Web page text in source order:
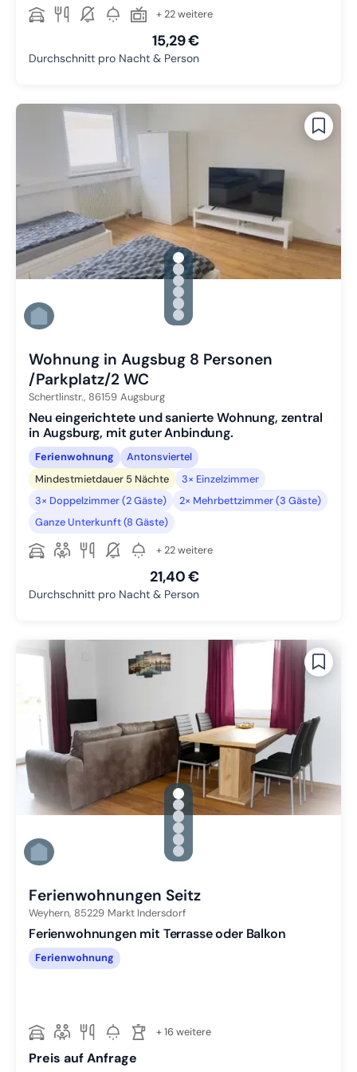
+ 22 weitere
15,29 €
Durchschnitt pro Nacht & Person
gallery.slide_selector
Zu Slide 1 wechseln
Zu Slide 2 wechseln
Zu Slide 3 wechseln
Zu Slide 4 wechseln
Zu Slide 5 wechseln
Zu Slide 6 wechseln
Wohnung in Augsbug 8 Personen
/Parkplatz/2 WC
Schertlinstr., 86159 Augsburg
Neu eingerichtete und sanierte Wohnung, zentral
in Augsburg, mit guter Anbindung.
Ferienwohnung
Antonsviertel
Mindestmietdauer 5 Nächte
3× Einzelzimmer
3× Doppelzimmer (2 Gäste)
2× Mehrbettzimmer (3 Gäste)
Ganze Unterkunft (8 Gäste)
+ 22 weitere
21,40 €
Durchschnitt pro Nacht & Person
gallery.slide_selector
Zu Slide 1 wechseln
Zu Slide 2 wechseln
Zu Slide 3 wechseln
Zu Slide 4 wechseln
Zu Slide 5 wechseln
Zu Slide 6 wechseln
Ferienwohnungen Seitz
Weyhern, 85229 Markt Indersdorf
Ferienwohnungen mit Terrasse oder Balkon
Ferienwohnung
+ 16 weitere
Preis auf Anfrage